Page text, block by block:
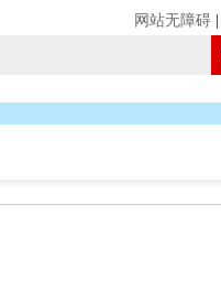
网站无障碍